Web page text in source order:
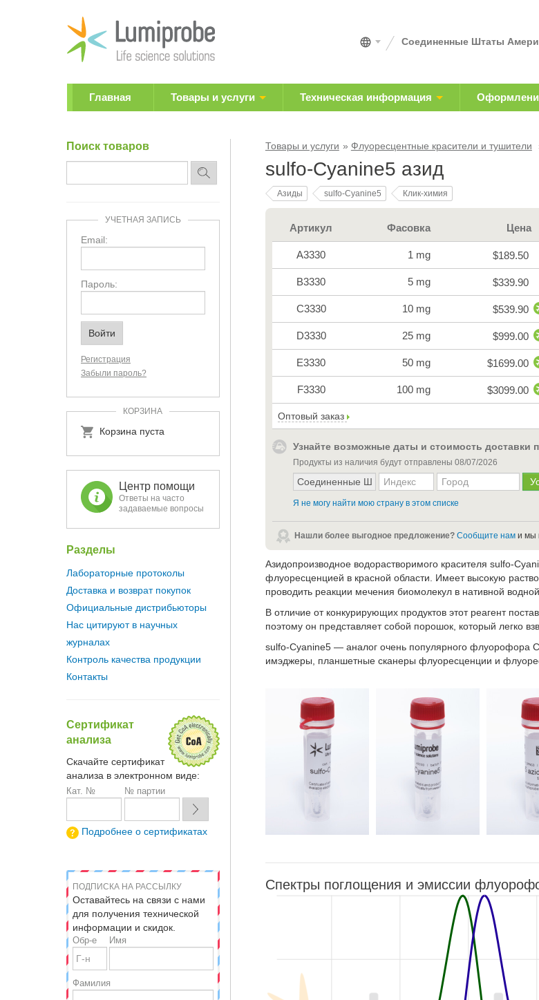
Соединенные Штаты
Главная Товары и услуги Техническая информация
Товары и услуги Флуоресцентные красители и тушители
sulfo-Cyanine5 азид
Азиды sulfo-Cyanine5 Клик-химия
Артикул Фасовка Цена
A3330 1 mg $189.50
B3330 5 mg $339.90
C3330 10 mg $539.90
D3330 25 mg $999.00
E3330 50 mg $1699.00
F3330 100 mg $3099.00
Оптовый заказ
Узнайте возможные даты и стоимость доставки
Продукты из наличия будут отправлены 08/07/2026
Я не могу найти мою страну в этом списке
Нашли более выгодное предложение? Сообщите нам и мы
Азидопроизводное водорастворимого красителя sulfo-
флуоресценцией в красной области. Имеет высокую
проводить реакции мечения биомолекул в нативной
В отличие от конкурирующих продуктов этот реагент
поэтому он представляет собой порошок, который легко
sulfo-Cyanine5 — аналог очень популярного флуорофора
имэджеры, планшетные сканеры флуоресценции и
Спектры поглощения и эмиссии
Поиск товаров
УЧЕТНАЯ ЗАПИСЬ
Email:
Пароль:
Регистрация
Забыли пароль?
КОРЗИНА
Корзина пуста
Центр помощи
Ответы на часто
задаваемые вопросы
Разделы
Лабораторные протоколы
Доставка и возврат покупок
Официальные дистрибьюторы
Нас цитируют в научных
журналах
Контроль качества продукции
Контакты
Сертификат
анализа
Скачайте сертификат
анализа в электронном виде:
Кат. № № партии
Подробнее о сертификатах
ПОДПИСКА НА РАССЫЛКУ
Оставайтесь на связи с нами
для получения технической
информации и скидок.
Обр-е Имя
Фамилия